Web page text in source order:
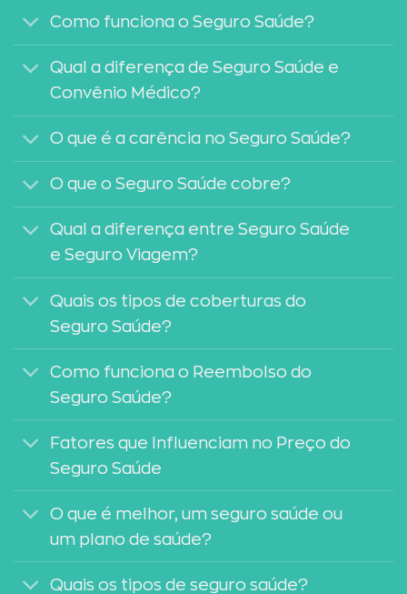
Como funciona o Seguro Saúde?
Qual a diferença de Seguro Saúde e
Convênio Médico?
O que é a carência no Seguro Saúde?
O que o Seguro Saúde cobre?
Qual a diferença entre Seguro Saúde
e Seguro Viagem?
Quais os tipos de coberturas do
Seguro Saúde?
Como funciona o Reembolso do
Seguro Saúde?
Fatores que Influenciam no Preço do
Seguro Saúde
O que é melhor, um seguro saúde ou
um plano de saúde?
Quais os tipos de seguro saúde?